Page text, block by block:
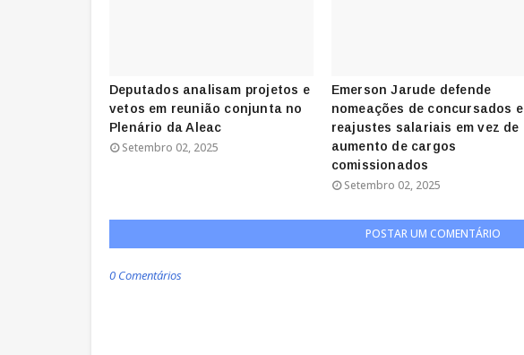
Deputados analisam projetos e
vetos em reunião conjunta no
Plenário da Aleac
Setembro 02, 2025
Emerson Jarude defende
nomeações de concursados e
reajustes salariais em vez de
aumento de cargos
comissionados
Setembro 02, 2025
POSTAR UM COMENTÁRIO
0 Comentários